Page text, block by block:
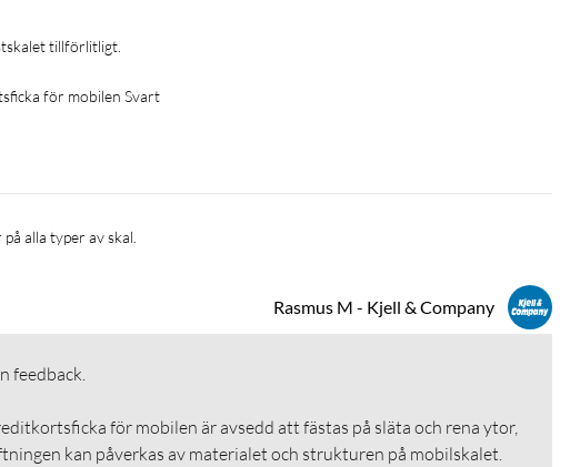
tillförlitligt.
för mobilen Svart
Rasmus M - Kjell & Company
feedback.
för mobilen är avsedd att fästas på släta och rena ytor,
kan påverkas av materialet och strukturen på mobilskalet.